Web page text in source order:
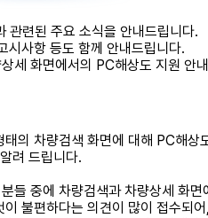
관련된 주요 소식을 안내드립니다.
시사항 등도 함께 안내드립니다.
세 화면에서의 PC해상도 지원 안내
의 차량검색 화면에 대해 PC해상
려 드립니다.
들 중에 차량검색과 차량상세 화면
불편하다는 의견이 많이 접수되